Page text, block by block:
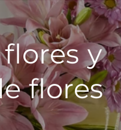
y
flores